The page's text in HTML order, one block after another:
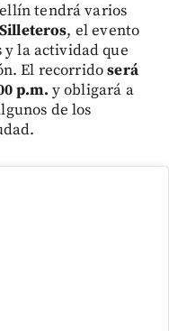
tendrá varios
, el evento
y la actividad que
El recorridoserá
p.m. y obligará a
de los